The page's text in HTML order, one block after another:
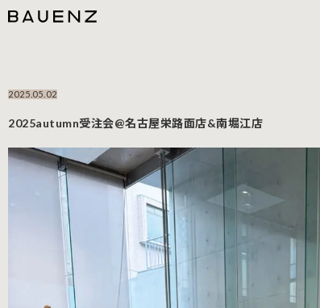
2025.05.02
2025autumn受注会@名古屋栄路面店&南堀江店